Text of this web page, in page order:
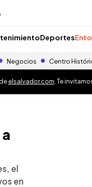
Deportes
Negocios Centro
elsalvador.com . Te
el
en